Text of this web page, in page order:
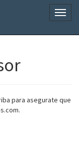
para asegurate que